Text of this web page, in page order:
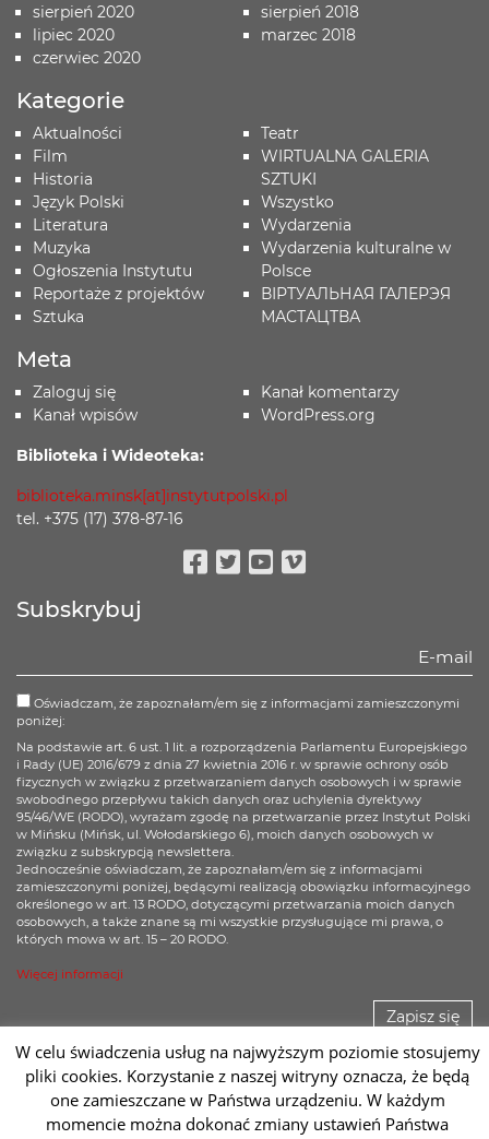
sierpień 2020
lipiec 2020
czerwiec 2020
sierpień 2018
marzec 2018
Kategorie
Aktualności
Film
Historia
Język Polski
Literatura
Muzyka
Ogłoszenia Instytutu
Reportaże z projektów
Sztuka
Teatr
WIRTUALNA GALERIA
SZTUKI
Wszystko
Wydarzenia
Wydarzenia kulturalne w
Polsce
ВІРТУАЛЬНАЯ ГАЛЕРЭЯ
МАСТАЦТВА
Meta
Zaloguj się
Kanał wpisów
Kanał komentarzy
WordPress.org
Biblioteka i Wideoteka:
biblioteka.minsk[at]instytutpolski.pl
tel. +375 (17) 378-87-16
Subskrybuj
Oświadczam, że zapoznałam/em się z informacjami zamieszczonymi
poniżej:
Na podstawie art. 6 ust. 1 lit. a rozporządzenia Parlamentu Europejskiego
i Rady (UE) 2016/679 z dnia 27 kwietnia 2016 r. w sprawie ochrony osób
fizycznych w związku z przetwarzaniem danych osobowych i w sprawie
swobodnego przepływu takich danych oraz uchylenia dyrektywy
95/46/WE (RODO), wyrażam zgodę na przetwarzanie przez Instytut Polski
w Mińsku (Mińsk, ul. Wołodarskiego 6), moich danych osobowych w
związku z subskrypcją newslettera.
Jednocześnie oświadczam, że zapoznałam/em się z informacjami
zamieszczonymi poniżej, będącymi realizacją obowiązku informacyjnego
określonego w art. 13 RODO, dotyczącymi przetwarzania moich danych
osobowych, a także znane są mi wszystkie przysługujące mi prawa, o
których mowa w art. 15 – 20 RODO.
Więcej informacji
Zapisz się
2026 © Instytut Polski w Mińsku | Wykonanie:
W celu świadczenia usług na najwyższym poziomie stosujemy
pliki cookies. Korzystanie z naszej witryny oznacza, że będą
one zamieszczane w Państwa urządzeniu. W każdym
momencie można dokonać zmiany ustawień Państwa